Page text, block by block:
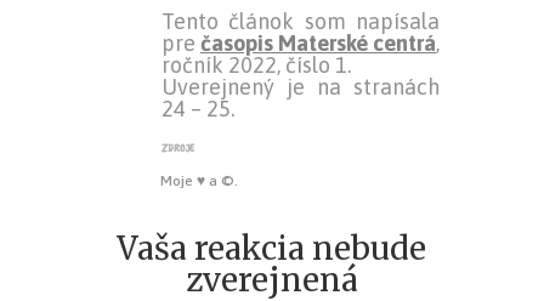
Tento článok som napísala
pre časopis Materské centrá,
ročník 2022, číslo 1.
Uverejnený je na stranách
24 – 25.
zdroje
Moje ♥ a ©.
Vaša reakcia nebude
zverejnená